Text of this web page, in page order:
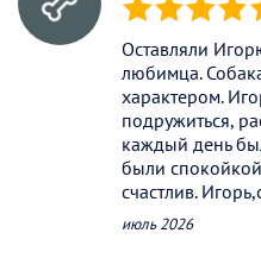
(*) (*) (*) (*)
Оставляли
любимца.
характером.
подружиться,
каждый день
были
счастлив.
июль 2026